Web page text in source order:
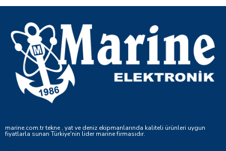
marine.com.tr tekne , yat ve deniz ekipmanlarında kaliteli ürünleri uygun
fiyatlarla sunan Türkiye'nin lider marine firmasıdır.